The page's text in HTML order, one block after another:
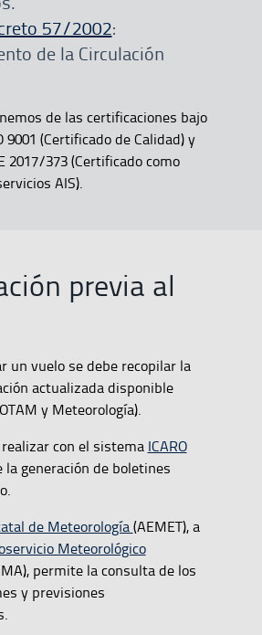
57/2002:
de la Circulación
de las certificaciones bajo
9001 (Certificado de Calidad) y
2017/373 (Certificado como
AIS).
previa al
un vuelo se debe recopilar la
actualizada disponible
y Meteorología).
con el sistema ICARO
la generación de boletines
de Meteorología(AEMET), a
Meteorológico
permite la consulta de los
y previsiones